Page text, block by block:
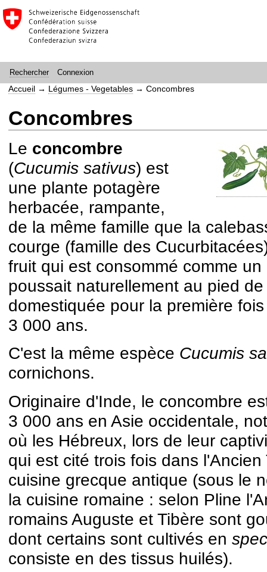
Rechercher Connexion
Accueil → Légumes - Vegetables →Concombres
Concombres
Le concombre
(Cucumis sativus) est
une plante potagère
herbacée, rampante,
de la même famille que la
courge (famille des
fruit qui est consommé comme
poussait naturellement au pied
domestiquée pour la première
3 000 ans.
C'est la même espèce Cucumis
cornichons.
Originaire d'Inde, le concombre
3 000 ans en Asie occidentale,
où les Hébreux, lors de leur
qui est cité trois fois dans
cuisine grecque antique (sous le
la cuisine romaine : selon Pline
romains Auguste et Tibère sont
dont certains sont cultivés en
consiste en des tissus huilés).